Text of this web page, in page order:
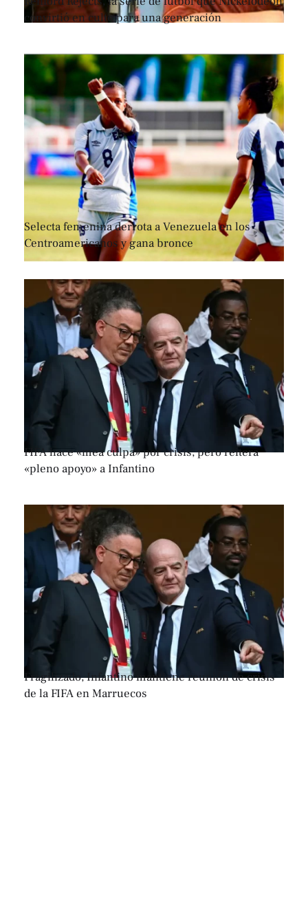
convirtió en culto para una generación
Selecta femenina derrota a Venezuela en los
Centroamericanos y gana bronce
FIFA hace «mea culpa» por crisis, pero reitera
«pleno apoyo» a Infantino
Fragilizado, Infantino mantiene reunión de crisis
de la FIFA en Marruecos